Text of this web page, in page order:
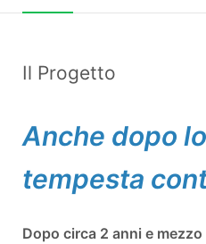
Il Progetto
Anche dopo
tempesta
Dopo circa 2 anni e mezzo